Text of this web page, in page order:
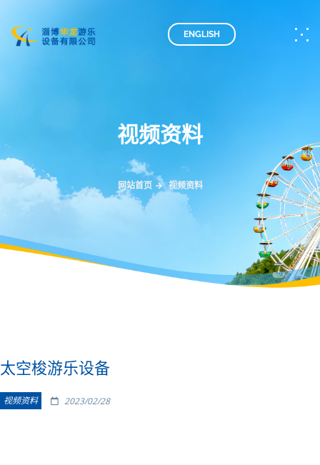
ENGLISH
视频资料
网站首页 视频资料
太空梭游乐设备
视频资料 2023/02/28